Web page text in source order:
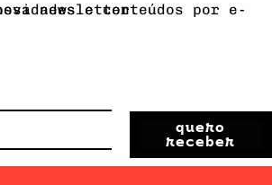
por e-mail. Assine nossa newsletter.
quero
receber